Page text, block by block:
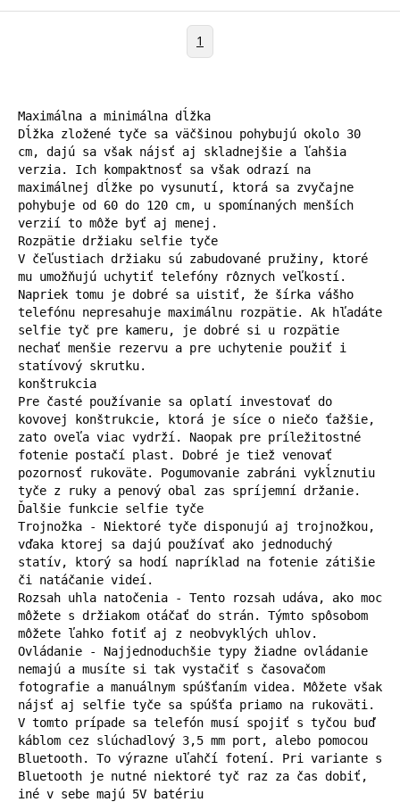
1
Maximálna a minimálna dĺžka
Dĺžka zložené tyče sa väčšinou pohybujú okolo 30
cm, dajú sa však nájsť aj skladnejšie a ľahšia
verzia. Ich kompaktnosť sa však odrazí na
maximálnej dĺžke po vysunutí, ktorá sa zvyčajne
pohybuje od 60 do 120 cm, u spomínaných menších
verzií to môže byť aj menej.
Rozpätie držiaku selfie tyče
V čeľustiach držiaku sú zabudované pružiny, ktoré
mu umožňujú uchytiť telefóny rôznych veľkostí.
Napriek tomu je dobré sa uistiť, že šírka vášho
telefónu nepresahuje maximálnu rozpätie. Ak hľadáte
selfie tyč pre kameru, je dobré si u rozpätie
nechať menšie rezervu a pre uchytenie použiť i
statívový skrutku.
konštrukcia
Pre časté používanie sa oplatí investovať do
kovovej konštrukcie, ktorá je síce o niečo ťažšie,
zato oveľa viac vydrží. Naopak pre príležitostné
fotenie postačí plast. Dobré je tiež venovať
pozornosť rukoväte. Pogumovanie zabráni vykĺznutiu
tyče z ruky a penový obal zas spríjemní držanie.
Ďalšie funkcie selfie tyče
Trojnožka - Niektoré tyče disponujú aj trojnožkou,
vďaka ktorej sa dajú používať ako jednoduchý
statív, ktorý sa hodí napríklad na fotenie zátišie
či natáčanie videí.
Rozsah uhla natočenia - Tento rozsah udáva, ako moc
môžete s držiakom otáčať do strán. Týmto spôsobom
môžete ľahko fotiť aj z neobvyklých uhlov.
Ovládanie - Najjednoduchšie typy žiadne ovládanie
nemajú a musíte si tak vystačiť s časovačom
fotografie a manuálnym spúšťaním videa. Môžete však
nájsť aj selfie tyče sa spúšťa priamo na rukoväti.
V tomto prípade sa telefón musí spojiť s tyčou buď
káblom cez slúchadlový 3,5 mm port, alebo pomocou
Bluetooth. To výrazne uľahčí fotení. Pri variante s
Bluetooth je nutné niektoré tyč raz za čas dobiť,
iné v sebe majú 5V batériu